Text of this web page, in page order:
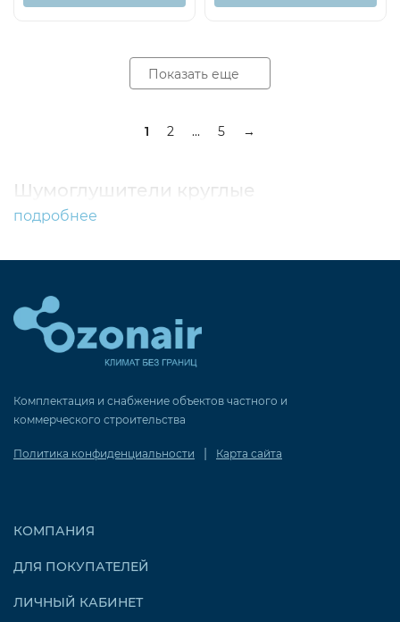
Показать еще
1 2 ... 5 →
Шумоглушители круглые
подробнее
Комплектация и снабжение объектов частного и
коммерческого строительства
Политика конфиденциальности | Карта сайта
КОМПАНИЯ
ДЛЯ ПОКУПАТЕЛЕЙ
ЛИЧНЫЙ КАБИНЕТ